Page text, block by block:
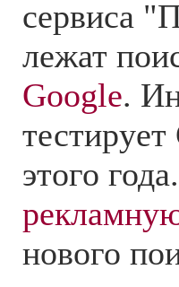
сервиса
лежат
Google.
этого
нового